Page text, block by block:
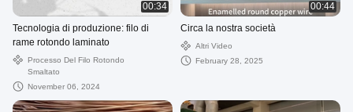
00:34
Tecnologia di produzione: filo di
rame rotondo laminato
Processo Del Filo Rotondo
Smaltato
November 06, 2024
00:44
Circa la nostra società
Altri Video
February 28, 2025